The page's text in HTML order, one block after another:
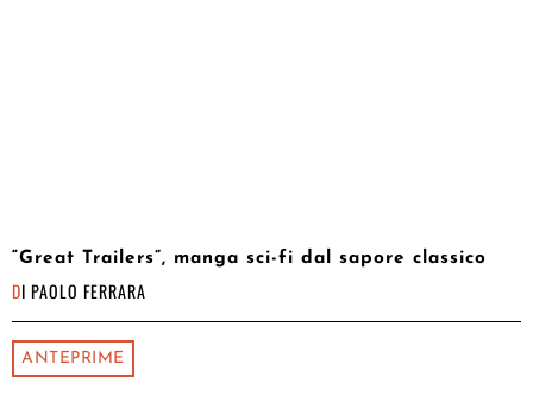
“Great Trailers”, manga sci-fi dal sapore classico
DI PAOLO FERRARA
ANTEPRIME